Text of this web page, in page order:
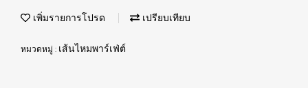
เพิ่มรายการโปรด เปรียบเทียบ
หมวดหมู่ : เส้นไหมพาร์เฟ่ต์